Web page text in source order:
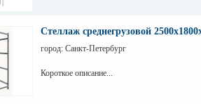
Стеллаж среднегрузовой
город: Санкт-Петербург
Короткое описание...